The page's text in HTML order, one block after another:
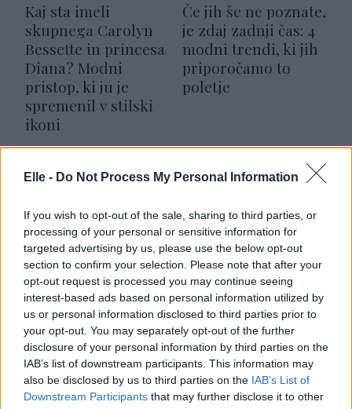
Elle - Do Not Process My Personal Information
If you wish to opt-out of the sale, sharing to third parties, or
processing of your personal or sensitive information for
targeted advertising by us, please use the below opt-out
section to confirm your selection. Please note that after your
opt-out request is processed you may continue seeing
interest-based ads based on personal information utilized by
us or personal information disclosed to third parties prior to
your opt-out. You may separately opt-out of the further
disclosure of your personal information by third parties on the
IAB’s list of downstream participants. This information may
also be disclosed by us to third parties on the IAB’s List of
Downstream Participants that may further disclose it to other
Kaj sta imeli
skupnega Carolyn
Bessette in princesa
Diana? Modni
pristop, ki ju je
spremenil v stilski
ikoni
Če jih še ne poznate,
je zdaj zadnji čas: 4
modni trendi, ki jih
priporočamo to
poletje
Izgleda kot drag
dizajnerski kos: To
krilo iz Zare daje
občutek, kot da
prihaja naravnost z
modne piste
5 barvnih
kombinacij, ki jih to
poletje nosi modna
elita